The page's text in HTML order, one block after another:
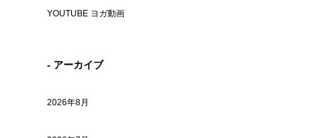
YOUTUBE ヨガ動画
- アーカイブ
2026年8月